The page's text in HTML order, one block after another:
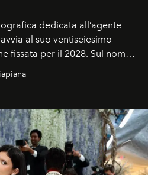
dedicata all’agente
al suo ventiseiesimo
fissata per il 2028. Sul nome
l’eredità di Daniel
il più assoluto riserbo.